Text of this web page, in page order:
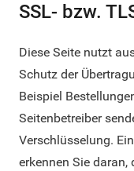
SSL- bzw.
Diese Seite nutzt
Schutz der
Beispiel
Seitenbetreiber
Verschlüsselung.
erkennen Sie daran,